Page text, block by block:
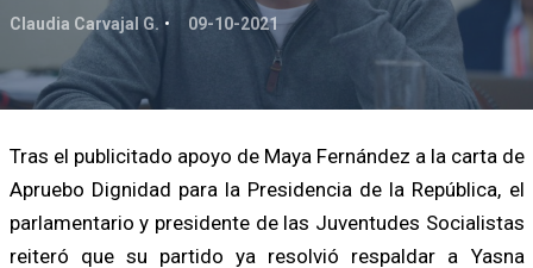
Claudia Carvajal G. 09-10-2021
Tras el publicitado apoyo de Maya Fernández a la carta de
Apruebo Dignidad para la Presidencia de la República, el
parlamentario y presidente de las Juventudes Socialistas
reiteró que su partido ya resolvió respaldar a Yasna